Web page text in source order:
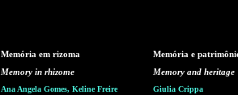
Memória em rizoma
Memory in rhizome
Ana Angela Gomes, Keline Freire
Memória e
Memory and heritage
Giulia Crippa